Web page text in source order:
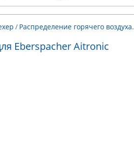
/ Распределение горячего воздуха.
Eberspacher Aitronic